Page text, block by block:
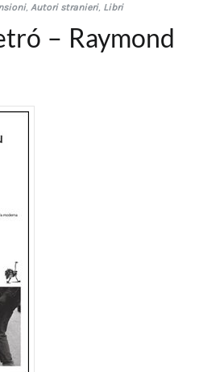
, Autori stranieri, Libri
– Raymond